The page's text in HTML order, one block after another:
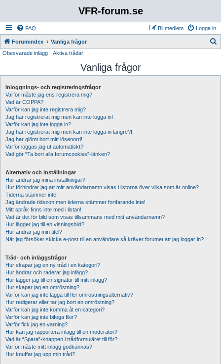
VFR-forum.se
FAQ Logga in
Bli medlem
Forumindex Vanliga frågor
Obesvarade inlägg Aktiva trådar
Vanliga frågor
Inloggnings- och registreringsfrågor
Varför måste jag ens registrera mig?
Vad är COPPA?
Varför kan jag inte registrera mig?
Jag har registrerat mig men kan inte logga in!
Varför kan jag inte logga in?
Jag har registrerat mig men kan inte logga in längre?!
Jag har glömt bort mitt lösenord!
Varför loggas jag ut automatiskt?
Vad gör “Ta bort alla forumcookies”-länken?
Alternativ och inställningar
Hur ändrar jag mina inställningar?
Hur förhindrar jag att mitt användarnamn visas i listorna över vilka som är online?
Tiderna stämmer inte!
Jag ändrade tidszon men tiderna stämmer fortfarande inte!
Mitt språk finns inte med i listan!
Vad är det för bild som visas tillsammans med mitt användarnamn?
Hur lägger jag till en visningsbild?
Hur ändrar jag min titel?
När jag försöker skicka e-post till en användare så kräver forumet att jag loggar in?
Tråd- och inläggsfrågor
Hur skapar jag en ny tråd i en kategori?
Hur ändrar och raderar jag inlägg?
Hur lägger jag till en signatur till mitt inlägg?
Hur skapar jag en omröstning?
Varför kan jag inte lägga till fler omröstningsalternativ?
Hur redigerar eller tar jag bort en omröstning?
Varför kan jag inte komma åt en kategori?
Varför kan jag inte bifoga filer?
Varför fick jag en varning?
Hur kan jag rapportera inlägg till en moderator?
Vad är “Spara”-knappen i trådformuläret till för?
Varför måste mitt inlägg godkännas?
Hur knuffar jag upp min tråd?